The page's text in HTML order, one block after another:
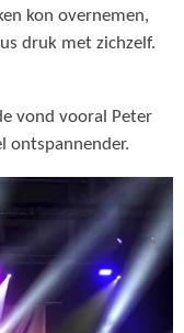
kon overnemen,
druk met zichzelf.
vond vooral Peter
ontspannender.